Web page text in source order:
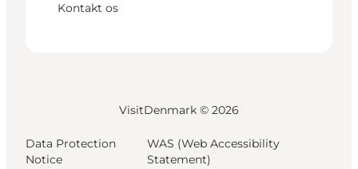
Kontakt os
VisitDenmark © 2026
Data Protection
Notice
WAS (Web Accessibility
Statement)